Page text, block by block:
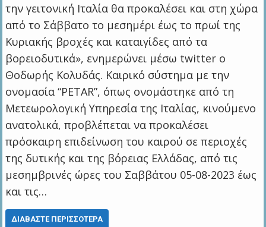
την γειτονική Ιταλία θα προκαλέσει και στη χώρα
από το Σάββατο το μεσημέρι έως το πρωί της
Κυριακής βροχές και καταιγίδες από τα
βορειοδυτικά», ενημερώνει μέσω twitter ο
Θοδωρής Κολυδάς. Καιρικό σύστημα με την
ονομασία “PETAR”, όπως ονομάστηκε από τη
Μετεωρολογική Υπηρεσία της Ιταλίας, κινούμενο
ανατολικά, προβλέπεται να προκαλέσει
πρόσκαιρη επιδείνωση του καιρού σε περιοχές
της δυτικής και της βόρειας Ελλάδας, από τις
μεσημβρινές ώρες του Σαββάτου 05-08-2023 έως
και τις…
ΔΙΑΒΆΣΤΕ ΠΕΡΙΣΣΌΤΕΡΑ